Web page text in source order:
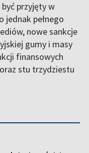
przyjęty w
jednak pełnego
nowe sankcje
gumy i masy
finansowych
stu trzydziestu